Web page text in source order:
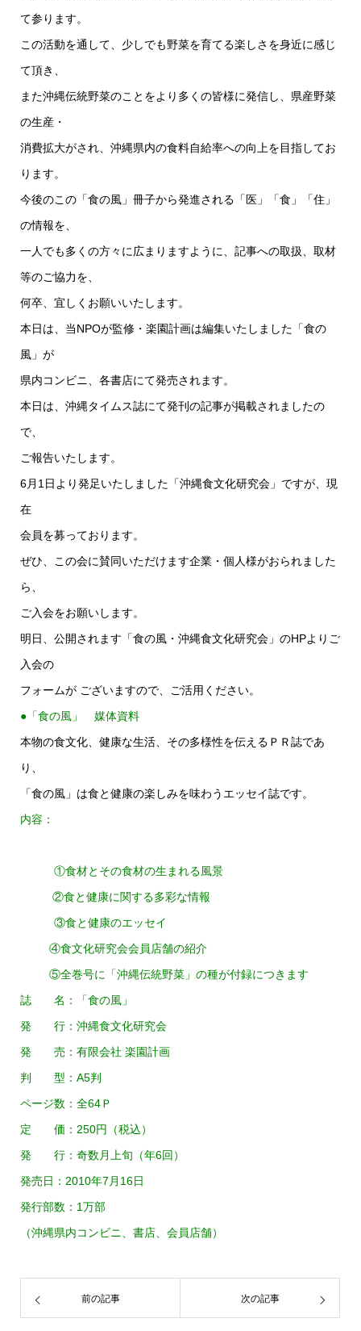
て参ります。
この活動を通して、少しでも野菜を育てる楽しさを身近に感じ
て頂き、
また沖縄伝統野菜のことをより多くの皆様に発信し、県産野菜
の生産・
消費拡大がされ、沖縄県内の食料自給率への向上を目指してお
ります。
今後のこの「食の風」冊子から発進される「医」「食」「住」
の情報を、
一人でも多くの方々に広まりますように、記事への取扱、取材
等のご協力を、
何卒、宜しくお願いいたします。
本日は、当NPOが監修・楽園計画は編集いたしました「食の
風」が
県内コンビニ、各書店にて発売されます。
本日は、沖縄タイムス誌にて発刊の記事が掲載されましたの
で、
ご報告いたします。
6月1日より発足いたしました「沖縄食文化研究会」ですが、現
在
会員を募っております。
ぜひ、この会に賛同いただけます企業・個人様がおられました
ら、
ご入会をお願いします。
明日、公開されます「食の風・沖縄食文化研究会」のHPよりご
入会の
フォームが ございますので、ご活用ください。
●「食の風」 媒体資料
本物の食文化、健康な生活、その多様性を伝えるＰＲ誌であ
り、
「食の風」は食と健康の楽しみを味わうエッセイ誌です。
内容：
①食材とその食材の生まれる風景
②食と健康に関する多彩な情報
③食と健康のエッセイ
④食文化研究会会員店舗の紹介
⑤全巻号に「沖縄伝統野菜」の種が付録につきます
誌 名：「食の風」
発 行：沖縄食文化研究会
発 売：有限会社 楽園計画
判 型：A5判
ページ数：全64Ｐ
定 価：250円（税込）
発 行：奇数月上旬（年6回）
発売日：2010年7月16日
発行部数：1万部
（沖縄県内コンビニ、書店、会員店舗）
前の記事 次の記事